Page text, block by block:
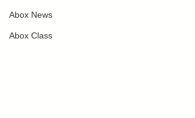
Abox News
Abox Class